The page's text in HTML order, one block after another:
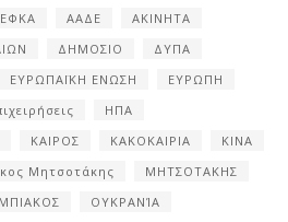
ΑΑΔΕ
ΑΚΙΝΗΤΑ
ΔΗΜΟΣΙΟ
ΔΥΠΑ
ΕΥΡΩΠΑΪΚΗ ΕΝΩΣΗ
ΕΥΡΩΠΗ
ΗΠΑ
ΚΑΙΡΟΣ ΚΑΚΟΚΑΙΡΙΑ
ΚΙΝΑ
Μητσοτάκης
ΜΗΤΣΟΤΑΚΗΣ
ΟΥΚΡΑΝΊΑ